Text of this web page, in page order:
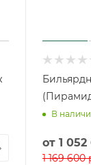
В
от 1
1 169 600